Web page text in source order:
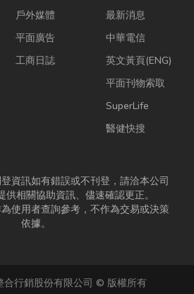
戶外媒體
平面廣告
工商日誌
最新消息
中華電信
英文黃頁(ENG)
平面刊物索取
SuperLife
醫健快搜
資訊如有錯誤或不刊登，請洽本公司
供相關協助資訊、儘速確認更正。
使用者查詢參考，不作為交易或決策
依據。
合行銷股份有限公司 © 版權所有